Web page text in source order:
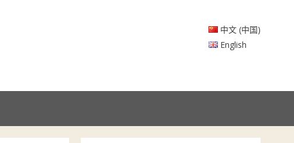
中文 (中国)
English